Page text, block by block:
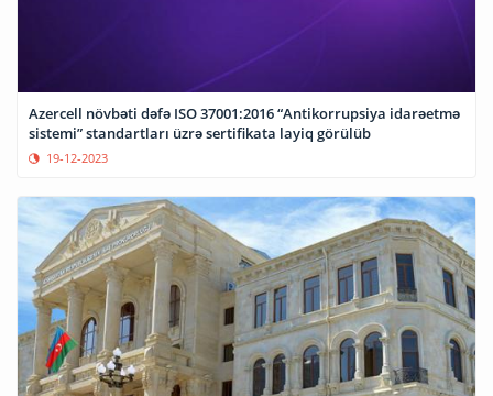
Azercell növbəti dəfə ISO 37001:2016 “Antikorrupsiya idarəetmə
19-12-2023